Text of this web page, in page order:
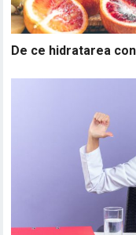
De ce hidratarea